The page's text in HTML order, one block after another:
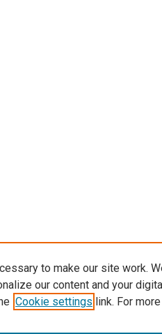
to make our site work.
our content and your
Cookie settings link. For